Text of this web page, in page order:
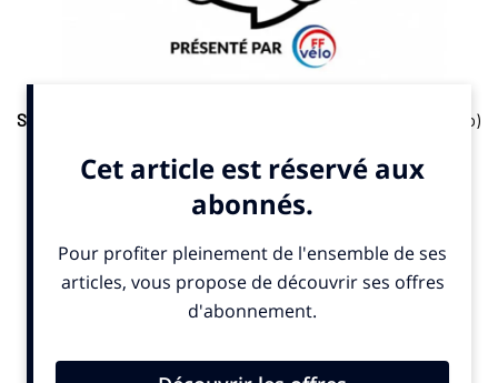
Sponsoring.
La Fédération française de cyclotourisme (FFVélo)
films sur le vélo, l’aventure et le voyage. Ce rapprochement vise
à promouvoir le vélo comme pratique de loisirs et de voyage,
convivialité, d’inclusion et de respect de l’environnement,
expliqueun communiquépublié mercredi 1ᵉʳ octobre 2025. La
6ᵉ édition du festival, organisé par “Tip & Shaft”, proposera 50
dimension internationale et grand public.